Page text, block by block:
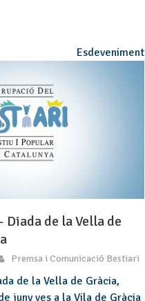
Esdeveniment
Diada de la Vella de
Premsa i Comunicació Bestiari
de la Vella de Gràcia,
juny ves a la Vila de Gràcia